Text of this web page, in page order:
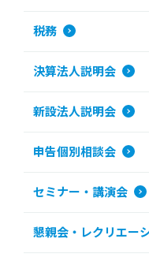
税務
決算法人説明会
新設法人説明会
申告個別相談会
セミナー・講演会
懇親会・レクリエー